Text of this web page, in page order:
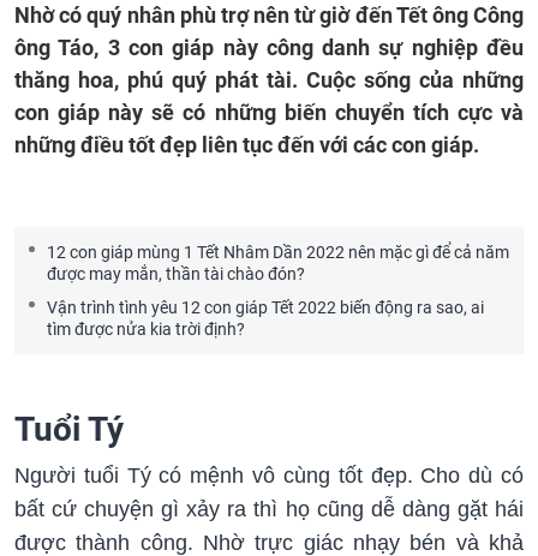
Nhờ có quý nhân phù trợ nên từ giờ đến Tết ông Công
ông Táo, 3 con giáp này công danh sự nghiệp đều
thăng hoa, phú quý phát tài. Cuộc sống của những
con giáp này sẽ có những biến chuyển tích cực và
những điều tốt đẹp liên tục đến với các con giáp.
12 con giáp mùng 1 Tết Nhâm Dần 2022 nên mặc gì để cả năm
được may mắn, thần tài chào đón?
Vận trình tình yêu 12 con giáp Tết 2022 biến động ra sao, ai
tìm được nửa kia trời định?
Tuổi Tý
Người tuổi Tý có mệnh vô cùng tốt đẹp. Cho dù có
bất cứ chuyện gì xảy ra thì họ cũng dễ dàng gặt hái
được thành công. Nhờ trực giác nhạy bén và khả